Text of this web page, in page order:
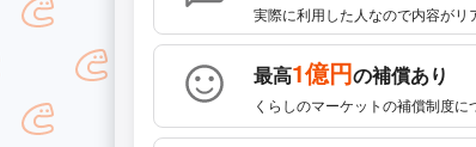
実際に利用した人なので内容がリ
最高1億円の補償あり
くらしのマーケットの補償制度に